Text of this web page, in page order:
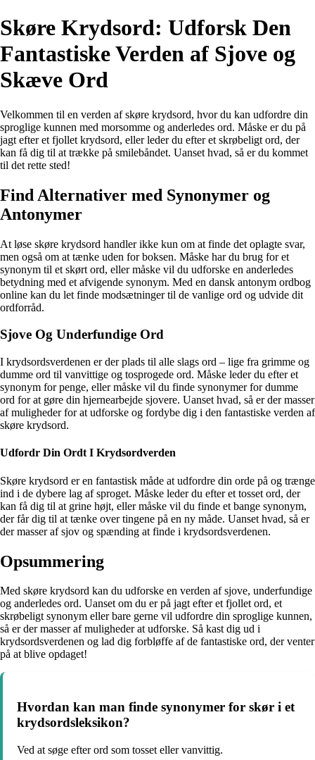
Skøre Krydsord: Udforsk Den
Fantastiske Verden af Sjove og
Skæve Ord
Velkommen til en verden af skøre krydsord, hvor du kan udfordre din
sproglige kunnen med morsomme og anderledes ord. Måske er du på
jagt efter et fjollet krydsord, eller leder du efter et skrøbeligt ord, der
kan få dig til at trække på smilebåndet. Uanset hvad, så er du kommet
til det rette sted!
Find Alternativer med Synonymer og
Antonymer
At løse skøre krydsord handler ikke kun om at finde det oplagte svar,
men også om at tænke uden for boksen. Måske har du brug for et
synonym til et skørt ord, eller måske vil du udforske en anderledes
betydning med et afvigende synonym. Med en dansk antonym ordbog
online kan du let finde modsætninger til de vanlige ord og udvide dit
ordforråd.
Sjove Og Underfundige Ord
I krydsordsverdenen er der plads til alle slags ord – lige fra grimme og
dumme ord til vanvittige og tosprogede ord. Måske leder du efter et
synonym for penge, eller måske vil du finde synonymer for dumme
ord for at gøre din hjernearbejde sjovere. Uanset hvad, så er der masser
af muligheder for at udforske og fordybe dig i den fantastiske verden af
skøre krydsord.
Udfordr Din Ordt I Krydsordverden
Skøre krydsord er en fantastisk måde at udfordre din orde på og trænge
ind i de dybere lag af sproget. Måske leder du efter et tosset ord, der
kan få dig til at grine højt, eller måske vil du finde et bange synonym,
der får dig til at tænke over tingene på en ny måde. Uanset hvad, så er
der masser af sjov og spænding at finde i krydsordsverdenen.
Opsummering
Med skøre krydsord kan du udforske en verden af sjove, underfundige
og anderledes ord. Uanset om du er på jagt efter et fjollet ord, et
skrøbeligt synonym eller bare gerne vil udfordre din sproglige kunnen,
så er der masser af muligheder at udforske. Så kast dig ud i
krydsordsverdenen og lad dig forbløffe af de fantastiske ord, der venter
på at blive opdaget!
Hvordan kan man finde synonymer for skør i et
krydsordsleksikon?
Ved at søge efter ord som tosset eller vanvittig.